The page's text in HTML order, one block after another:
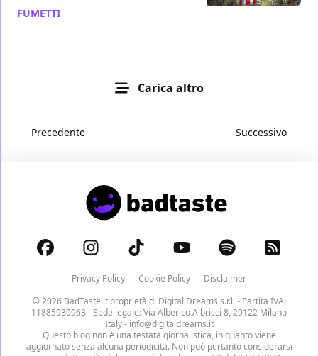
FUMETTI
Carica altro
Precedente Successivo
Privacy Policy Cookie Policy
Disclaimer
© 2026 BadTaste.it proprietà di Digital Dreams s.r.l.- Partita IVA:
11885930963 - Sede legale: Via Alberico Albricci 8, 20122 Milano
Italy - info@digitaldreams.it
Questo blog non è una testata giornalistica, in quanto viene
aggiornato senza alcuna periodicità. Non può pertanto considerarsi